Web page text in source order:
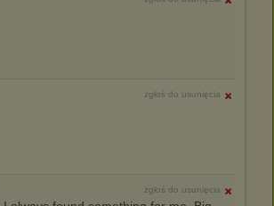
zgłoś do usunięcia
zgłoś do usunięcia